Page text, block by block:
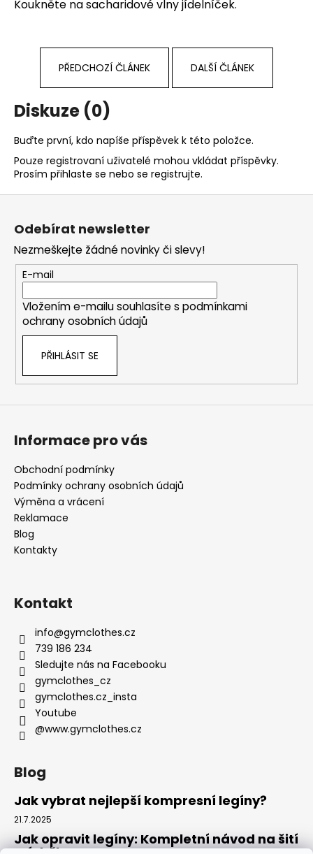
Koukněte nasacharidové vlny jídelníček.
PŘEDCHOZÍ ČLÁNEK DALŠÍ ČLÁNEK
Diskuze (0)
Buďte první, kdo napíše příspěvek k této položce.
Pouze registrovaní uživatelé mohou vkládat příspěvky.
Prosím přihlaste se nebo se registrujte.
Odebírat newsletter
Nezmeškejte žádné novinky či slevy!
E-mail
Vložením e-mailu souhlasíte s podmínkami
ochrany osobních údajů
PŘIHLÁSIT SE
Informace pro vás
Obchodní podmínky
Podmínky ochrany osobních údajů
Výměna a vrácení
Reklamace
Blog
Kontakty
Kontakt
info@gymclothes.cz
739 186 234
Sledujte nás na Facebooku
gymclothes_cz
gymclothes.cz_insta
Youtube
@www.gymclothes.cz
Blog
Jak vybrat nejlepší kompresní legíny?
21.7.2025
Jak opravit legíny: Kompletní návod na šití